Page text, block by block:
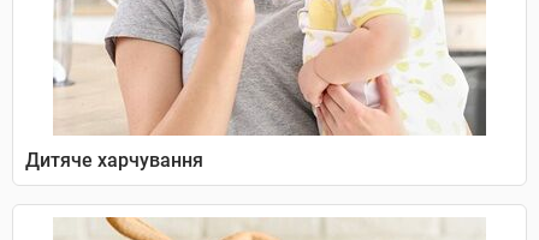
Дитяче харчування